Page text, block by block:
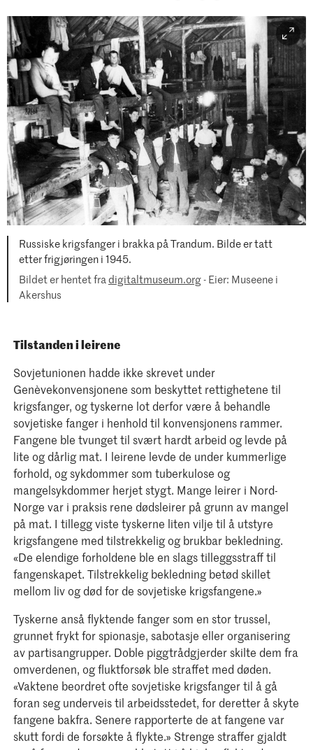
Russiske krigsfanger i brakka på Trandum. Bilde er tatt
etter frigjøringen i 1945.
Bildet er hentet fra digitaltmuseum.org- Eier: Museene i
Akershus
Tilstanden i leirene
Sovjetunionen hadde ikke skrevet under
Genèvekonvensjonene som beskyttet rettighetene til
krigsfanger, og tyskerne lot derfor være å behandle
sovjetiske fanger i henhold til konvensjonens rammer.
Fangene ble tvunget til svært hardt arbeid og levde på
lite og dårlig mat. I leirene levde de under kummerlige
forhold, og sykdommer som tuberkulose og
mangelsykdommer herjet stygt. Mange leirer i Nord-
Norge var i praksis rene dødsleirer på grunn av mangel
på mat. I tillegg viste tyskerne liten vilje til å utstyre
krigsfangene med tilstrekkelig og brukbar bekledning.
«De elendige forholdene ble en slags tilleggsstraff til
fangenskapet. Tilstrekkelig bekledning betød skillet
mellom liv og død for de sovjetiske krigsfangene.»
Tyskerne anså flyktende fanger som en stor trussel,
grunnet frykt for spionasje, sabotasje eller organisering
av partisangrupper. Doble piggtrådgjerder skilte dem fra
omverdenen, og fluktforsøk ble straffet med døden.
«Vaktene beordret ofte sovjetiske krigsfanger til å gå
foran seg underveis til arbeidsstedet, for deretter å skyte
fangene bakfra. Senere rapporterte de at fangene var
skutt fordi de forsøkte å flykte.» Strenge straffer gjaldt